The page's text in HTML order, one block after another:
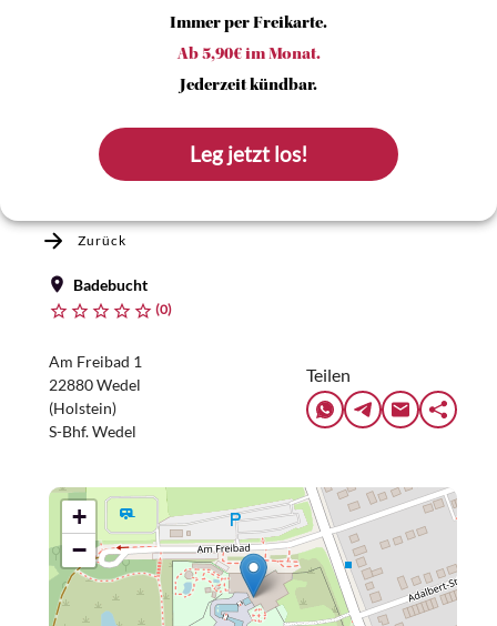
Immer per Freikarte.
Ab 5,90€ im Monat.
Jederzeit kündbar.
Leg jetzt los!
Zurück
Badebucht
(0)
Am Freibad 1
22880 Wedel
(Holstein)
S-Bhf. Wedel
Teilen
+
−